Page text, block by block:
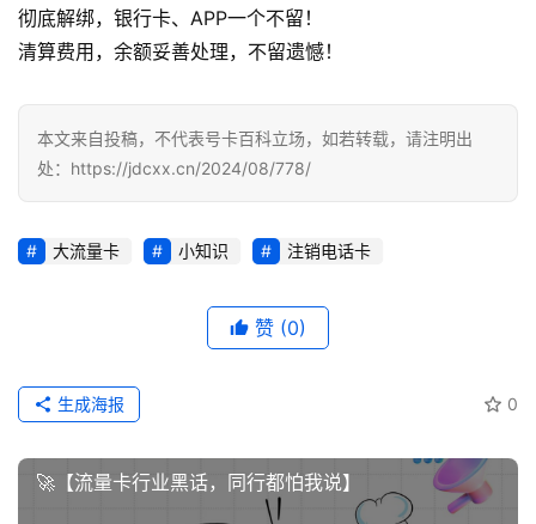
流
量
推
荐
号
码
认
值
业
登录 注册
彻底解绑，银行卡、APP一个不留！
清算费用，余额妥善处理，不留遗憾！
本文来自投稿，不代表号卡百科立场，如若转载，请注明出
处：https://jdcxx.cn/2024/08/778/
大流量卡 小知识 注销电话卡
赞 (0)
0
生成海报
🚀【流量卡行业黑话，同行都怕我说】